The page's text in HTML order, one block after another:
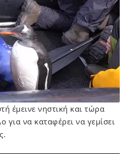
έμεινε νηστική και τώρα
για να καταφέρει να γεμίσει